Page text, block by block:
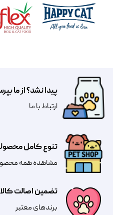
تضمین اصالت کالا
​​برندهای معتبر​​​​​​​
تنوع کامل
مشاهده همه
پیدا نشد؟ از
​​​ارتباط با ما